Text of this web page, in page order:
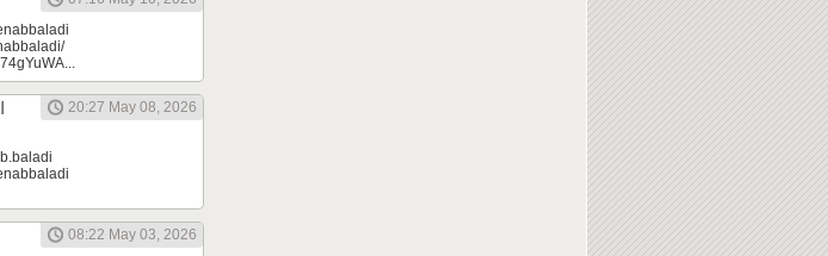
20:27 May 08, 2026
08:22 May 03, 2026